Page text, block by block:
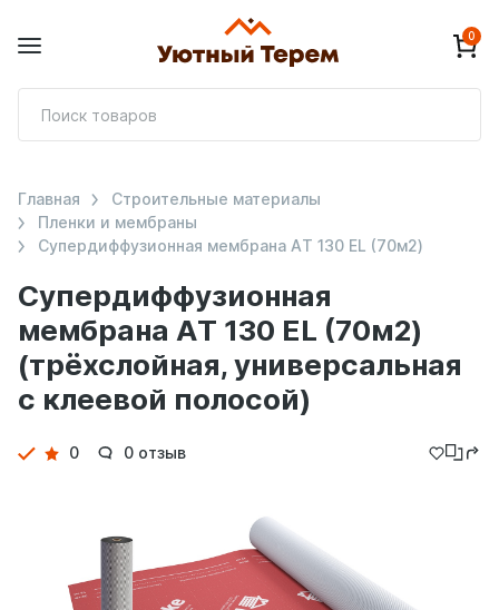
0
Супердиффузионная
мембрана АT 130 EL (70м2)
(трёхслойная, универсальная
с клеевой полосой)
Главная
Строительные материалы
Пленки и мембраны
Супердиффузионная мембрана АT 130 EL (70м2)
Детали
0 0 отзыв